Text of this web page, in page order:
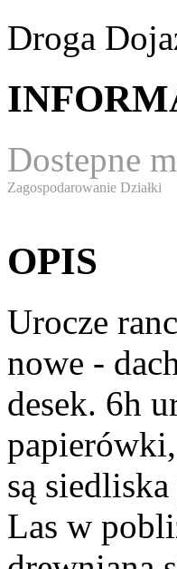
Droga
Dostepne
Zagospodarowanie Działki
OPIS
Urocze
nowe -
desek. 6h
są
Las w